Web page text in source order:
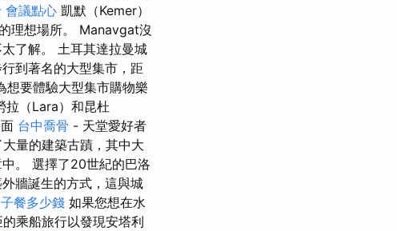
會議點心 凱默（Kemer）
理想場所。 Manavgat沒
了解。 土耳其達拉曼城
到著名的大型集市，距
想要體驗大型集市購物樂
拉（Lara）和昆杜
台中喬骨 - 天堂愛好者
量的建築古蹟，其中大
。 選擇了20世紀的巴洛
牆誕生的方式，這與城
子餐多少錢 如果您想在水
乘船旅行以發現安塔利